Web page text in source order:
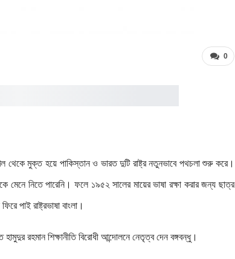
0
থেকে মুক্ত হয়ে পাকিস্তান ও ভারত দুটি রাষ্ট্র নতুনভাবে পথচলা শুরু করে।
মেনে নিতে পারেনি। ফলে ১৯৫২ সালের মায়ের ভাষা রক্ষা করার জন্য ছাত্র
পাই রাষ্ট্রভাষা বাংলা।
হামুদুর রহমান শিক্ষানীতি বিরোধী আন্দোলনে নেতৃত্ব দেন বঙ্গবন্ধু।